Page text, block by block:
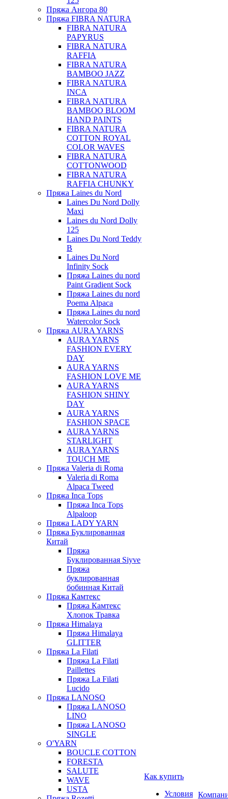
Пряжа Ангора 80
Пряжа FIBRA NATURA
FIBRA NATURA
PAPYRUS
FIBRA NATURA
RAFFIA
FIBRA NATURA
BAMBOO JAZZ
FIBRA NATURA
INCA
FIBRA NATURA
BAMBOO BLOOM
HAND PAINTS
FIBRA NATURA
COTTON ROYAL
COLOR WAVES
FIBRA NATURA
COTTONWOOD
FIBRA NATURA
RAFFIA CHUNKY
Пряжа Laines du Nord
Laines Du Nord Dolly
Maxi
Laines du Nord Dolly
125
Laines Du Nord Teddy
B
Laines Du Nord
Infinity Sock
Пряжа Laines du nord
Paint Gradient Sock
Пряжа Laines du nord
Poema Alpaca
Пряжа Laines du nord
Watercolor Sock
Пряжа AURA YARNS
AURA YARNS
FASHION EVERY
DAY
AURA YARNS
FASHION LOVE ME
AURA YARNS
FASHION SHINY
DAY
AURA YARNS
FASHION SPACE
AURA YARNS
STARLIGHT
AURA YARNS
TOUCH ME
Пряжа Valeria di Roma
Valeria di Roma
Alpaca Tweed
Пряжа Inca Tops
Пряжа Inca Tops
Alpaloop
Пряжа LADY YARN
Пряжа Буклированная
Китай
Пряжа
Буклированная Siyve
Пряжа
буклированная
бобинная Китай
Пряжа Камтекс
Пряжа Камтекс
Хлопок Травка
Пряжа Himalaya
Пряжа Himalaya
GLITTER
Пряжа La Filati
Пряжа La Filati
Paillettes
Пряжа La Filati
Lucido
Пряжа LANOSO
Пряжа LANOSO
LINO
Пряжа LANOSO
SINGLE
O'YARN
BOUCLE COTTON
FORESTA
SALUTE
WAVE
USTA
Как купить
Условия